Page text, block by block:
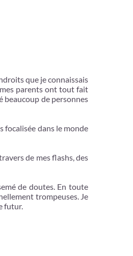
que je connaissais
parents ont tout fait
beaucoup de personnes
focalisée dans le monde
de mes flashs, des
de doutes. En toute
trompeuses. Je
futur.